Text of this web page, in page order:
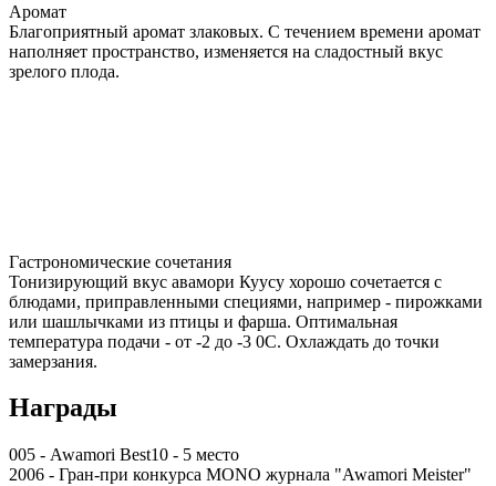
Аромат
Благоприятный аромат злаковых. С течением времени аромат
наполняет пространство, изменяется на сладостный вкус
зрелого плода.
Гастрономические сочетания
Тонизирующий вкус авамори Куусу хорошо сочетается с
блюдами, приправленными специями, например - пирожками
или шашлычками из птицы и фарша. Оптимальная
температура подачи - от -2 до -3 0С. Охлаждать до точки
замерзания.
Награды
005 - Awamori Best10 - 5 место
2006 - Гран-при конкурса MONO журнала "Awamori Meister"